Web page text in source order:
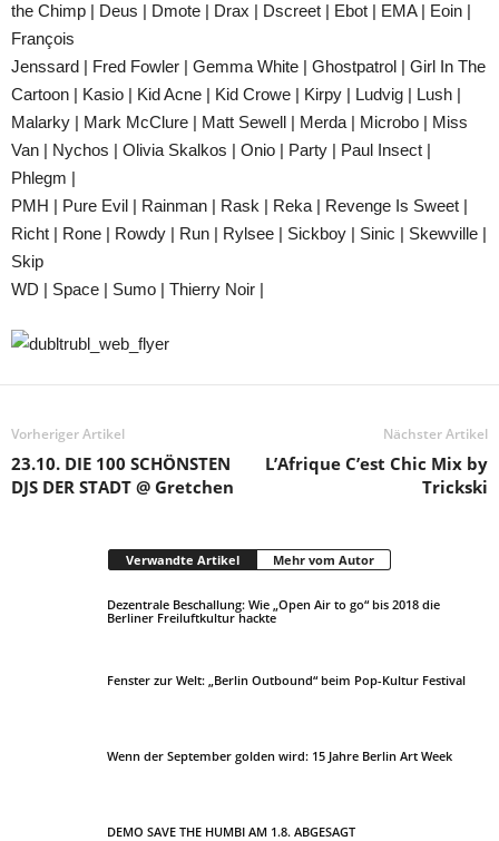
the Chimp | Deus | Dmote | Drax | Dscreet | Ebot | EMA | Eoin |
François
Jenssard | Fred Fowler | Gemma White | Ghostpatrol | Girl In The
Cartoon | Kasio | Kid Acne | Kid Crowe | Kirpy | Ludvig | Lush |
Malarky | Mark McClure | Matt Sewell | Merda | Microbo | Miss
Van | Nychos | Olivia Skalkos | Onio | Party | Paul Insect |
Phlegm |
PMH | Pure Evil | Rainman | Rask | Reka | Revenge Is Sweet |
Richt | Rone | Rowdy | Run | Rylsee | Sickboy | Sinic | Skewville |
Skip
WD | Space | Sumo | Thierry Noir |
Vorheriger Artikel
23.10. DIE 100 SCHÖNSTEN
DJS DER STADT @ Gretchen
Nächster Artikel
L’Afrique C’est Chic Mix by
Trickski
Verwandte Artikel Mehr vom Autor
Dezentrale Beschallung: Wie „Open Air to go“ bis 2018 die
Berliner Freiluftkultur hackte
Fenster zur Welt: „Berlin Outbound“ beim Pop-Kultur Festival
Wenn der September golden wird: 15 Jahre Berlin Art Week
DEMO SAVE THE HUMBI AM 1.8. ABGESAGT